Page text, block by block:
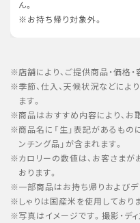
ん。
※お持ち帰り対象外。
店舗により、ご提供商品・価格
季節、仕入、天候状況などによ
ます。
商品はおすすめ内容により、お
商品名に「生」表記があるもの
ンチング品」が含まれます。
カロリーの数値は、お客さま
おります。
一部商品はお持ち帰りおよびデ
しゃりは国産米を使用しており
写真はイメージです。撮影・デ